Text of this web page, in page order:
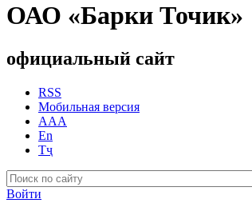
ОАО «Барки Точик»
официальный сайт
RSS
Мобильная версия
AAA
En
Тҷ
Войти